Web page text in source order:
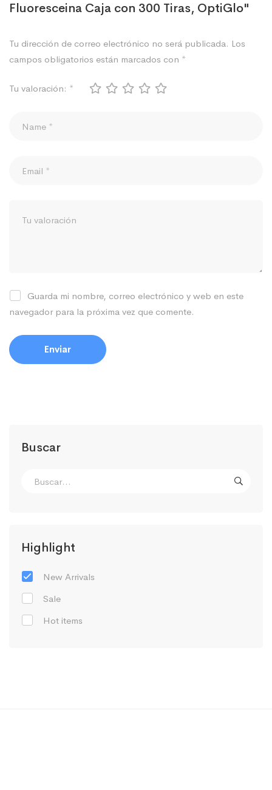
Buscar
Highlight
New Arrivals
Sale
Hot items
Fluoresceina Caja con 300 Tiras, OptiGlo"
Tu dirección de correo electrónico no será publicada. Los
campos obligatorios están marcados con *
Tu valoración: *
Guarda mi nombre, correo electrónico y web en este
navegador para la próxima vez que comente.